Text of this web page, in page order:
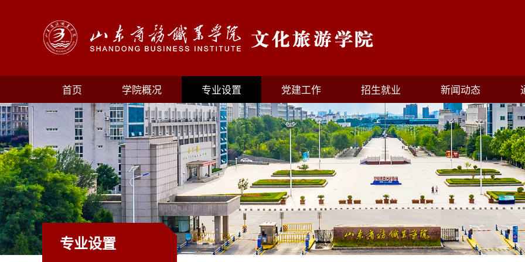
首页 学院概况 专业设置 党建工作 招生就业 新闻动态
专业设置